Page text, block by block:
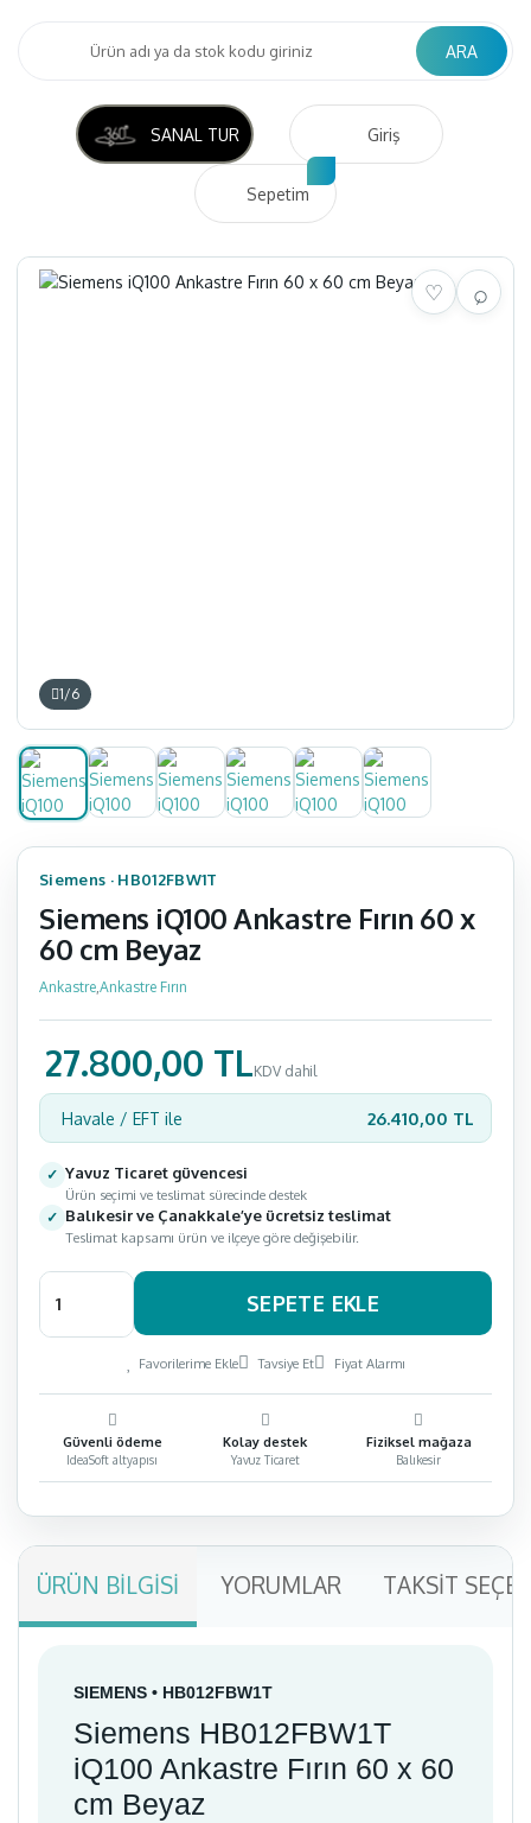
ARA
SANAL TUR Giriş
Sepetim
1/6
Siemens · HB012FBW1T
Siemens iQ100 Ankastre Fırın 60 x
60 cm Beyaz
Ankastre,Ankastre Fırın
27.800,00 TLKDV dahil
Havale / EFT ile 26.410,00 TL
Yavuz Ticaret güvencesi
Ürün seçimi ve teslimat sürecinde destek
Balıkesir ve Çanakkale’ye ücretsiz teslimat
Teslimat kapsamı ürün ve ilçeye göre değişebilir.
SEPETE EKLE
Favorilerime Ekle Tavsiye Et Fiyat Alarmı
Güvenli ödeme
IdeaSoft altyapısı
Kolay destek
Yavuz Ticaret
Fiziksel mağaza
Balıkesir
ÜRÜN BILGISI YORUMLAR TAKSIT
SIEMENS • HB012FBW1T
Siemens HB012FBW1T
iQ100 Ankastre Fırın 60 x 60
cm Beyaz